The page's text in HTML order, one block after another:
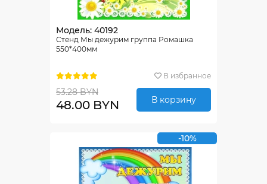
Модель: 40192
Стенд Мы дежурим группа Ромашка
550*400мм
В избранное
53.28 BYN
48.00 BYN В корзину
-10%